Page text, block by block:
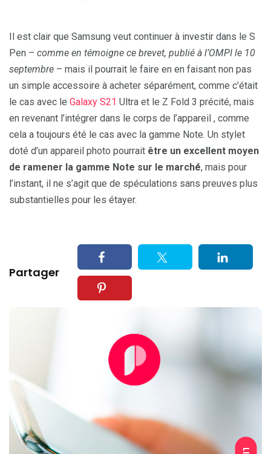
Il est clair que Samsung veut continuer à investir dans le S
Pen – comme en témoigne ce brevet, publié à l’OMPI le 10
septembre – mais il pourrait le faire en en faisant non pas
un simple accessoire à acheter séparément, comme c’était
le cas avec le Galaxy S21 Ultra et le Z Fold 3 précité, mais
en revenant l’intégrer dans le corps de l’appareil , comme
cela a toujours été le cas avec la gamme Note. Un stylet
doté d’un appareil photo pourrait être un excellent moyen
de ramener la gamme Note sur le marché, mais pour
l’instant, il ne s’agit que de spéculations sans preuves plus
substantielles pour les étayer.
Partager